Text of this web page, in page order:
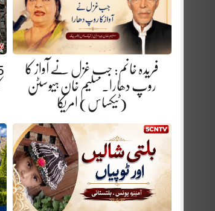
فریدہ خانم: جب غزل نے آواز کا
روپ دھارا. سلیم خان ہیوسٹن
(ٹیکساس) امریکا